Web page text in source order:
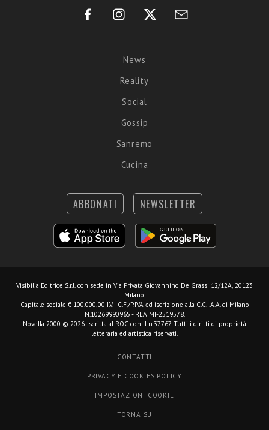
News
Reality
Social
Gossip
Sanremo
Cucina
ABBONATI NEWSLETTER
Visibilia Editrice S.r.l. con sede in Via Privata Giovannino De Grassi 12/12A, 20123
Milano.
Capitale sociale € 100.000,00 I.V. - C.F./P.IVA ed iscrizione alla C.C.I.A.A. di Milano
N.10269990965 - REA MI-2519578.
Novella 2000 © 2026. Iscritta al ROC con il n.37767. Tutti i diritti di proprietà
letteraria ed artistica riservati.
CONTATTI
PRIVACY E COOKIES POLICY
IMPOSTAZIONI COOKIE
TORNA SU